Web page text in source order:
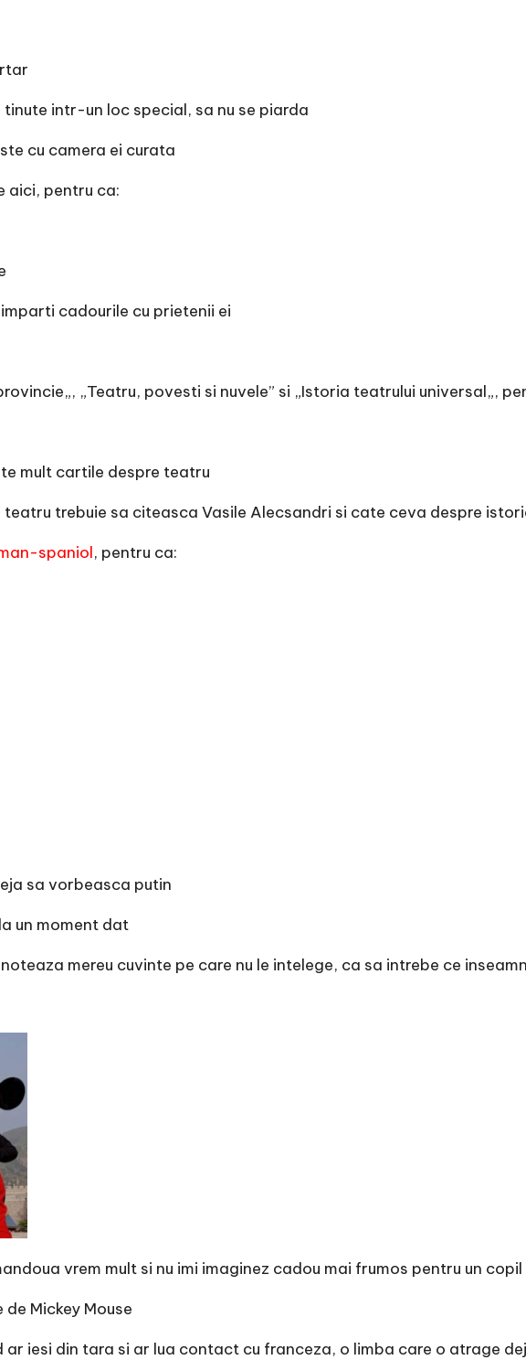
intr-un loc special, sa nu se piarda
cu camera ei curata
aici, pentru ca:
cadourile cu prietenii ei
„, „Teatru, povesti si nuvele” si „Istoria teatrului universal„,
mult cartile despre teatru
trebuie sa citeasca Vasile Alecsandri si cate ceva despre
spaniol, pentru ca:
sa vorbeasca putin
un moment dat
mereu cuvinte pe care nu le intelege, ca sa intrebe ce
vrem mult si nu imi imaginez cadou mai frumos pentru un copil
Mickey Mouse
iesi din tara si ar lua contact cu franceza, o limba care o atrage